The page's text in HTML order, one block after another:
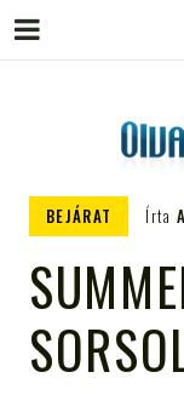
BEJÁRAT Írta